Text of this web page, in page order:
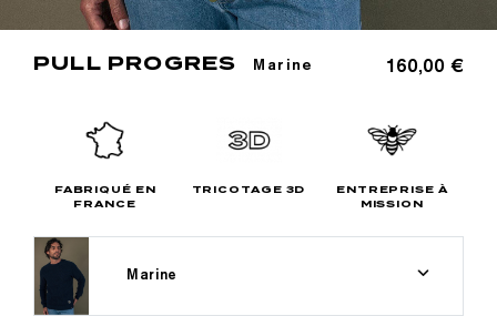
PULL PROGRES Marine 160,00 €
FABRIQUÉ EN
FRANCE
TRICOTAGE 3D
ENTREPRISE À
MISSION
Marine